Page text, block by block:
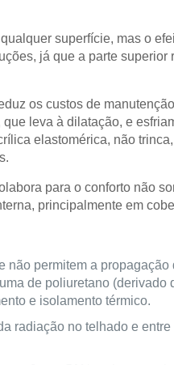
superfície, mas o
já que a parte
os custos de
leva à dilatação, e
elastomérica, não
para o conforto não
principalmente em
permitem a propagação
de poliuretano (derivado
e isolamento térmico.
radiação no telhado e